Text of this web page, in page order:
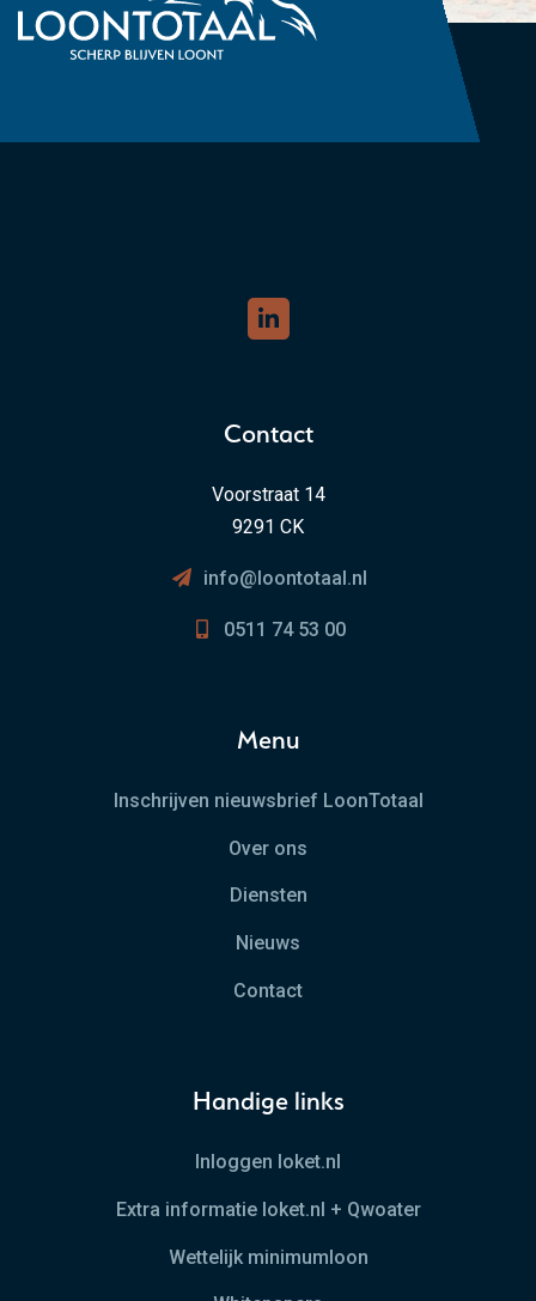
Contact
Voorstraat 14
9291 CK
info@loontotaal.nl
0511 74 53 00
Menu
Inschrijven nieuwsbrief LoonTotaal
Over ons
Diensten
Nieuws
Contact
Handige links
Inloggen loket.nl
Extra informatie loket.nl + Qwoater
Wettelijk minimumloon